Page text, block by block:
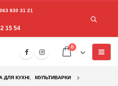
063 830 31 21
15 54
0
ДЛЯ КУХНІ , МУЛЬТИВАРКИ